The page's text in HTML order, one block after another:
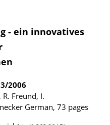
- ein innovatives
2006
Freund, I.
German, 73 pages